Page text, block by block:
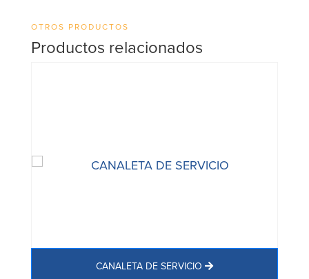
OTROS PRODUCTOS
Productos relacionados
CANALETA DE SERVICIO